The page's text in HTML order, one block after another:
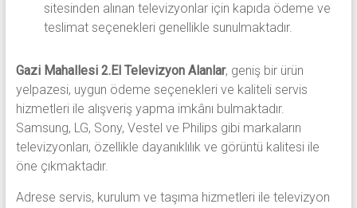
sitesinden alınan televizyonlar için kapıda ödeme ve
teslimat seçenekleri genellikle sunulmaktadır.
Gazi Mahallesi 2.El Televizyon Alanlar, geniş bir ürün
yelpazesi, uygun ödeme seçenekleri ve kaliteli servis
hizmetleri ile alışveriş yapma imkânı bulmaktadır.
Samsung, LG, Sony, Vestel ve Philips gibi markaların
televizyonları, özellikle dayanıklılık ve görüntü kalitesi ile
öne çıkmaktadır.
Adrese servis, kurulum ve taşıma hizmetleri ile televizyon